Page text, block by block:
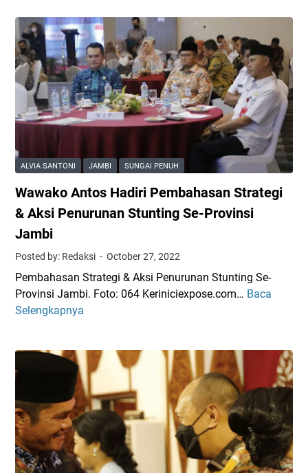
-
5
1
T
i
n
g
a
P
r
i
n
s
m
b
i
d
i
K
o
k
o
t
a
C
u
1
T
a
h
2
0
2
D
ALVIA SANTONI JAMBI SUNGAI PENUH
Wawako Antos Hadiri Pembahasan Strategi
& Aksi Penurunan Stunting Se-Provinsi
Jambi
Posted by: Redaksi October 27, 2022
Pembahasan Strategi & Aksi Penurunan Stunting Se-
Provinsi Jambi. Foto: 064 Keriniciexpose.com… Baca
Selengkapnya
W
o
A
n
t
o
s